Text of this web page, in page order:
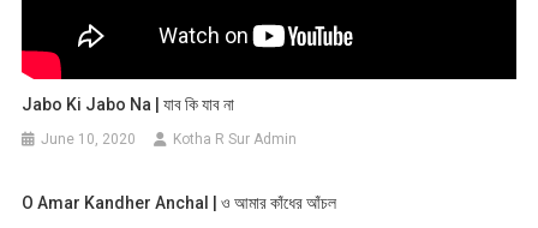
Jabo Ki Jabo Na | যাব কি যাব না
June 10, 2020 Kotha R Sur Admin
O Amar Kandher Anchal | ও আমার কাঁধের আঁচল